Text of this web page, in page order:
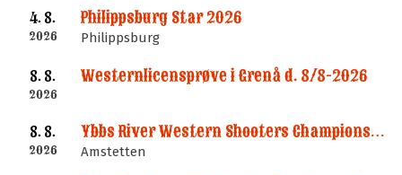
4. 8.
2026
Philippsburg Star 2026
Philippsburg
8. 8.
2026
Westernlicensprøve i Grenå d. 8/8-2026
8. 8.
2026
Ybbs River Western Shooters Championship 2026 + LM
Amstetten